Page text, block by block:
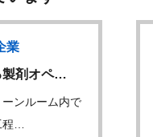
業
製剤オペ…
ンルーム内で
…